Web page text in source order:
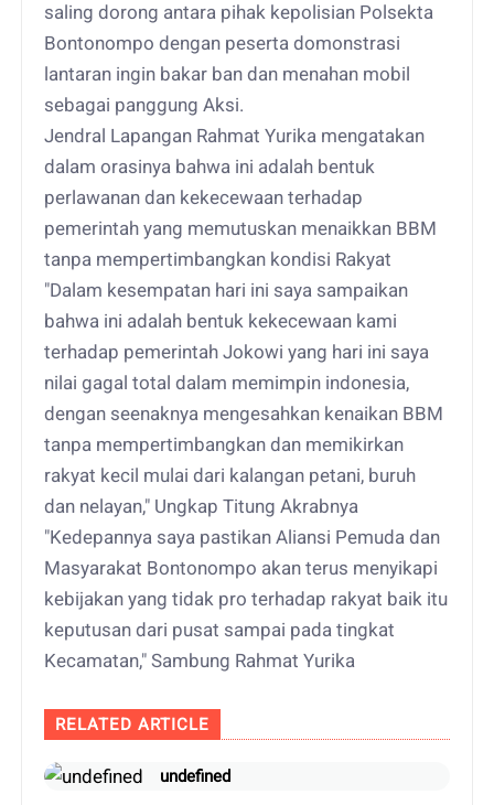
saling dorong antara pihak kepolisian Polsekta
Bontonompo dengan peserta domonstrasi
lantaran ingin bakar ban dan menahan mobil
sebagai panggung Aksi.
Jendral Lapangan Rahmat Yurika mengatakan
dalam orasinya bahwa ini adalah bentuk
perlawanan dan kekecewaan terhadap
pemerintah yang memutuskan menaikkan BBM
tanpa mempertimbangkan kondisi Rakyat
"Dalam kesempatan hari ini saya sampaikan
bahwa ini adalah bentuk kekecewaan kami
terhadap pemerintah Jokowi yang hari ini saya
nilai gagal total dalam memimpin indonesia,
dengan seenaknya mengesahkan kenaikan BBM
tanpa mempertimbangkan dan memikirkan
rakyat kecil mulai dari kalangan petani, buruh
dan nelayan," Ungkap Titung Akrabnya
"Kedepannya saya pastikan Aliansi Pemuda dan
Masyarakat Bontonompo akan terus menyikapi
kebijakan yang tidak pro terhadap rakyat baik itu
keputusan dari pusat sampai pada tingkat
Kecamatan," Sambung Rahmat Yurika
RELATED ARTICLE
undefined